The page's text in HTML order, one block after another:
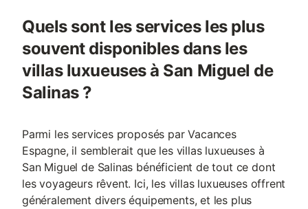
Quels sont les services les plus
souvent disponibles dans les
villas luxueuses à San Miguel de
Salinas ?
Parmi les services proposés par Vacances
Espagne, il semblerait que les villas luxueuses à
San Miguel de Salinas bénéficient de tout ce dont
les voyageurs rêvent. Ici, les villas luxueuses offrent
généralement divers équipements, et les plus